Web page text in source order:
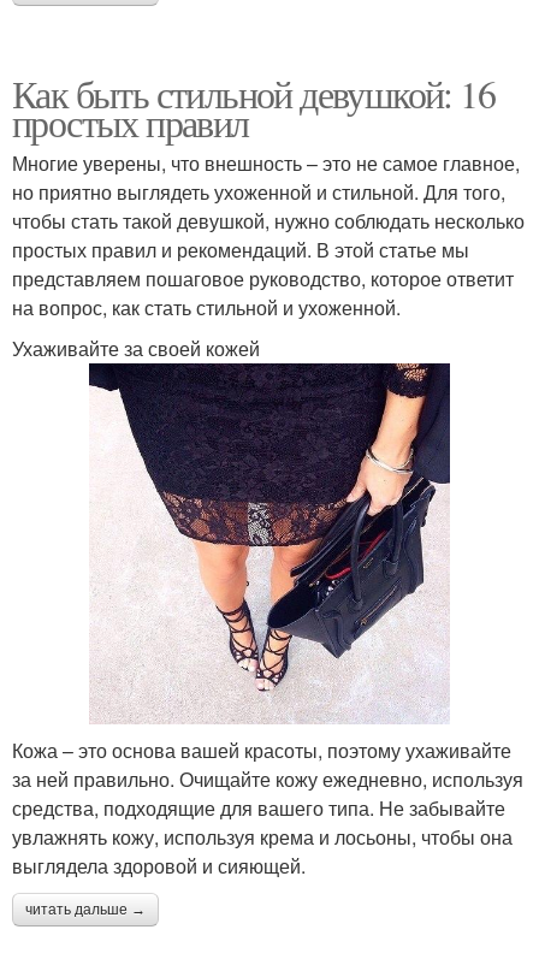
Как быть стильной девушкой: 16
простых правил
Многие уверены, что внешность – это не самое главное,
но приятно выглядеть ухоженной и стильной. Для того,
чтобы стать такой девушкой, нужно соблюдать несколько
простых правил и рекомендаций. В этой статье мы
представляем пошаговое руководство, которое ответит
на вопрос, как стать стильной и ухоженной.
Ухаживайте за своей кожей
Кожа – это основа вашей красоты, поэтому ухаживайте
за ней правильно. Очищайте кожу ежедневно, используя
средства, подходящие для вашего типа. Не забывайте
увлажнять кожу, используя крема и лосьоны, чтобы она
выглядела здоровой и сияющей.
читать дальше →